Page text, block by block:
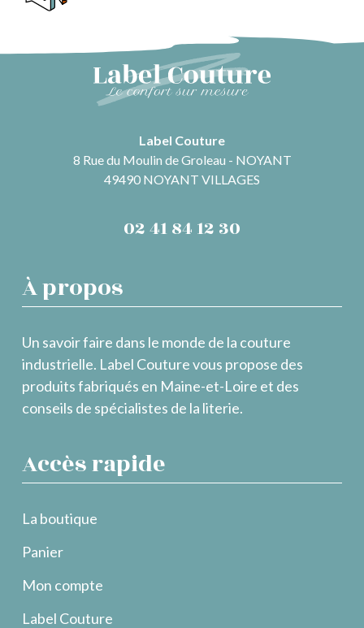
Label Couture
8 Rue du Moulin de Groleau - NOYANT
49490 NOYANT VILLAGES
02 41 84 12 30
À propos
Un savoir faire dans le monde de la couture
industrielle. Label Couture vous propose des
produits fabriqués en Maine-et-Loire et des
conseils de spécialistes de la literie.
Accès rapide
La boutique
Panier
Mon compte
Label Couture